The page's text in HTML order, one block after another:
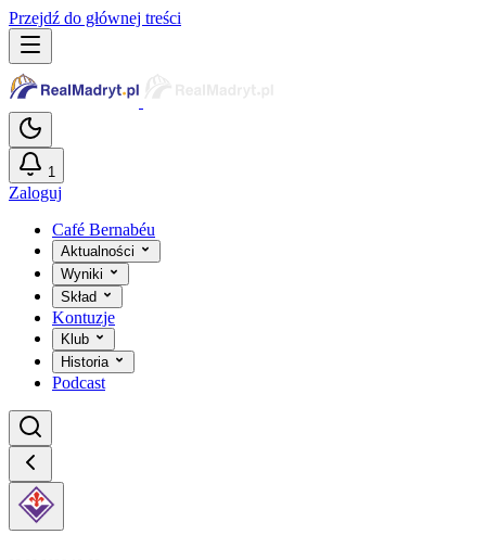
Przejdź do głównej treści
1
Zaloguj
Café Bernabéu
Aktualności
Wyniki
Skład
Kontuzje
Klub
Historia
Podcast